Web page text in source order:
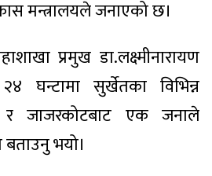
मन्त्रालयले जनाएको छ।
प्रमुख डा.लक्ष्मीनारायण
घन्टामा सुर्खेतका विभिन्न
जाजरकोटबाट एक जनाले
भयो।